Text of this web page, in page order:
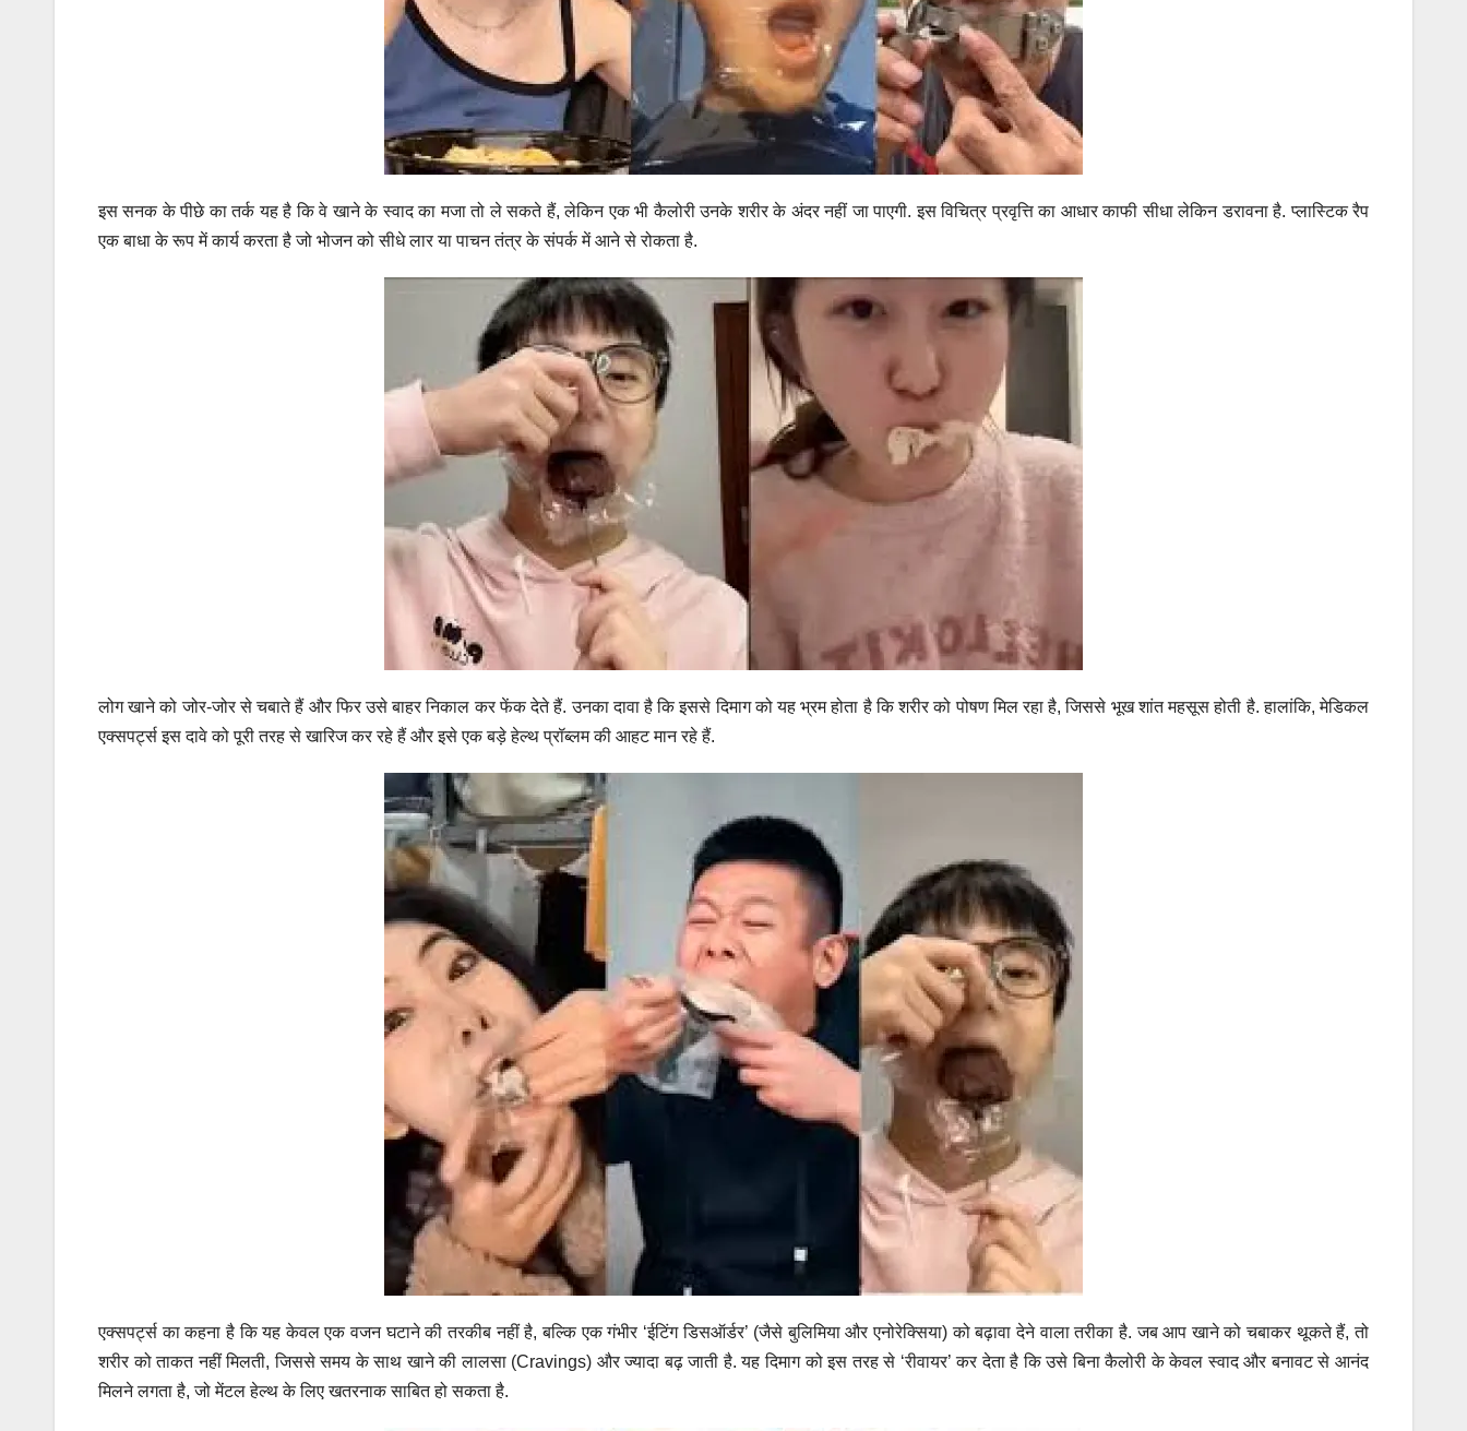
इस सनक के पीछे का तर्क यह है कि वे खाने के स्वाद का मजा तो ले सकते हैं, लेकिन एक भी कैलोरी उनके शरीर के अंदर नहीं जा पाएगी. इस विचित्र प्रवृत्ति का आधार काफी सीधा लेकिन डरावना है. प्लास्टिक रैप
एक बाधा के रूप में कार्य करता है जो भोजन को सीधे लार या पाचन तंत्र के संपर्क में आने से रोकता है.
लोग खाने को जोर-जोर से चबाते हैं और फिर उसे बाहर निकाल कर फेंक देते हैं. उनका दावा है कि इससे दिमाग को यह भ्रम होता है कि शरीर को पोषण मिल रहा है, जिससे भूख शांत महसूस होती है. हालांकि, मेडिकल
एक्सपर्ट्स इस दावे को पूरी तरह से खारिज कर रहे हैं और इसे एक बड़े हेल्थ प्रॉब्लम की आहट मान रहे हैं.
एक्सपर्ट्स का कहना है कि यह केवल एक वजन घटाने की तरकीब नहीं है, बल्कि एक गंभीर ‘ईटिंग डिसऑर्डर’ (जैसे बुलिमिया और एनोरेक्सिया) को बढ़ावा देने वाला तरीका है. जब आप खाने को चबाकर थूकते हैं, तो
शरीर को ताकत नहीं मिलती, जिससे समय के साथ खाने की लालसा (Cravings) और ज्यादा बढ़ जाती है. यह दिमाग को इस तरह से ‘रीवायर’ कर देता है कि उसे बिना कैलोरी के केवल स्वाद और बनावट से आनंद
मिलने लगता है, जो मेंटल हेल्थ के लिए खतरनाक साबित हो सकता है.